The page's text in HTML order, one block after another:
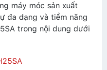
máy móc sản xuất
đa dạng và tiềm năng
trong nội dung dưới